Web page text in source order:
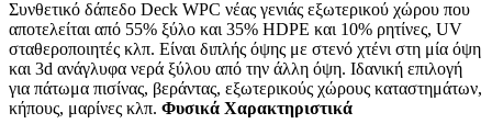
D.Grey
50
quantity
Συνθετικό δάπεδο Deck WPC νέας γενιάς εξωτερικού χώρου που
αποτελείται από 55% ξύλο και 35% HDPE και 10% ρητίνες, UV
σταθεροποιητές κλπ. Είναι διπλής όψης με στενό χτένι στη μία όψη
και 3d ανάγλυφα νερά ξύλου από την άλλη όψη. Ιδανική επιλογή
για πάτωμα πισίνας, βεράντας, εξωτερικούς χώρους καταστημάτων,
κήπους, μαρίνες κλπ. Φυσικά Χαρακτηριστικά